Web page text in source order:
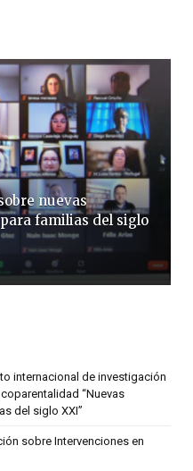
nuevas
familias del siglo
internacional de investigación
“Nuevas
del siglo XXI”
sobre Intervenciones en